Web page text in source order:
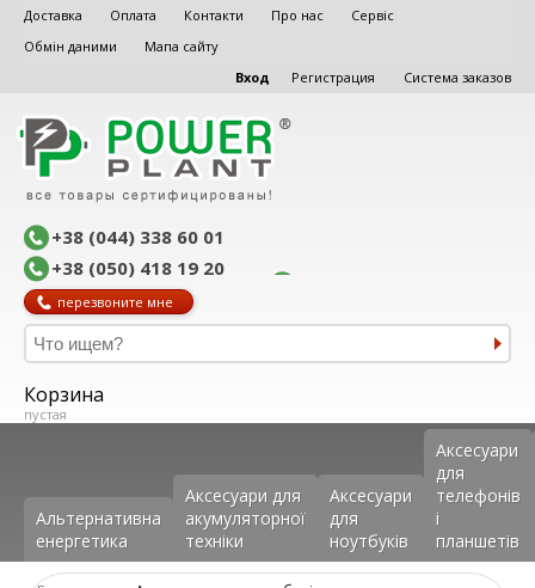
Доставка Оплата Контакти Про нас
Сервіс
Обмін даними
Мапа сайту
Вход
Регистрация Система заказов
+38 (044) 338 60 01
+38 (050) 418 19 20
перезвоните мне
Корзина
пустая
Альтернативна
енергетика
Аксесуари для
акумуляторної
техніки
Аксесуари
для
ноутбуків
Аксеcуари
для
телефонів
і
планшетів